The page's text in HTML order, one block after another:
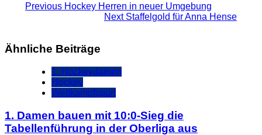
Previous Hockey Herren in neuer Umgebung
NextStaffelgold für Anna Hense
Ähnliche Beiträge
1. Hockeydamen
Hockey
Wettkampfsport
1. Damen bauen mit 10:0-Sieg die
Tabellenführung in der Oberliga aus